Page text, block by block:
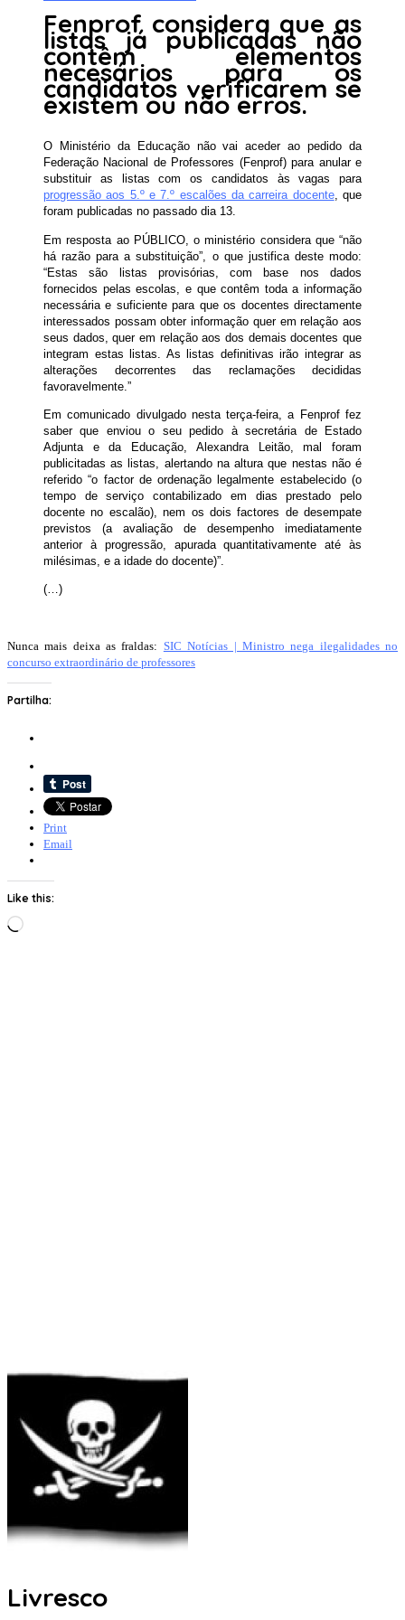
Fenprof considera que as
listas já publicadas não
contêm elementos
necesários para os
candidatos verificarem se
existem ou não erros.
O Ministério da Educação não vai aceder ao pedido da
Federação Nacional de Professores (Fenprof) para anular e
substituir as listas com os candidatos às vagas para
progressão aos 5.º e 7.º escalões da carreira docente, que
foram publicadas no passado dia 13.
Em resposta ao PÚBLICO, o ministério considera que “não
há razão para a substituição”, o que justifica deste modo:
“Estas são listas provisórias, com base nos dados
fornecidos pelas escolas, e que contêm toda a informação
necessária e suficiente para que os docentes directamente
interessados possam obter informação quer em relação aos
seus dados, quer em relação aos dos demais docentes que
integram estas listas. As listas definitivas irão integrar as
alterações decorrentes das reclamações decididas
favoravelmente.”
Em comunicado divulgado nesta terça-feira, a Fenprof fez
saber que enviou o seu pedido à secretária de Estado
Adjunta e da Educação, Alexandra Leitão, mal foram
publicitadas as listas, alertando na altura que nestas não é
referido “o factor de ordenação legalmente estabelecido (o
tempo de serviço contabilizado em dias prestado pelo
docente no escalão), nem os dois factores de desempate
previstos (a avaliação de desempenho imediatamente
anterior à progressão, apurada quantitativamente até às
milésimas, e a idade do docente)”.
(…)
Nunca mais deixa as fraldas: SIC Notícias | Ministro nega ilegalidades no
concurso extraordinário de professores
Partilha:
Print
Email
Like this:
Loading…
Livresco